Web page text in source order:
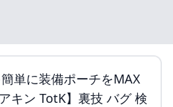
ィアキン
ィアキン 祠
単に装備ポーチをMAX
キン TotK】裏技 バグ 検